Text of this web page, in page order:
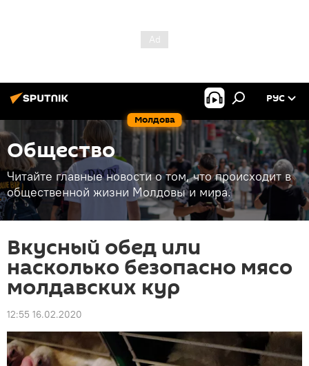
Молдова
РУС
Общество
Читайте главные новости о том, что происходит в
общественной жизни Молдовы и мира.
Вкусный обед или
насколько безопасно мясо
молдавских кур
12:55 16.02.2020